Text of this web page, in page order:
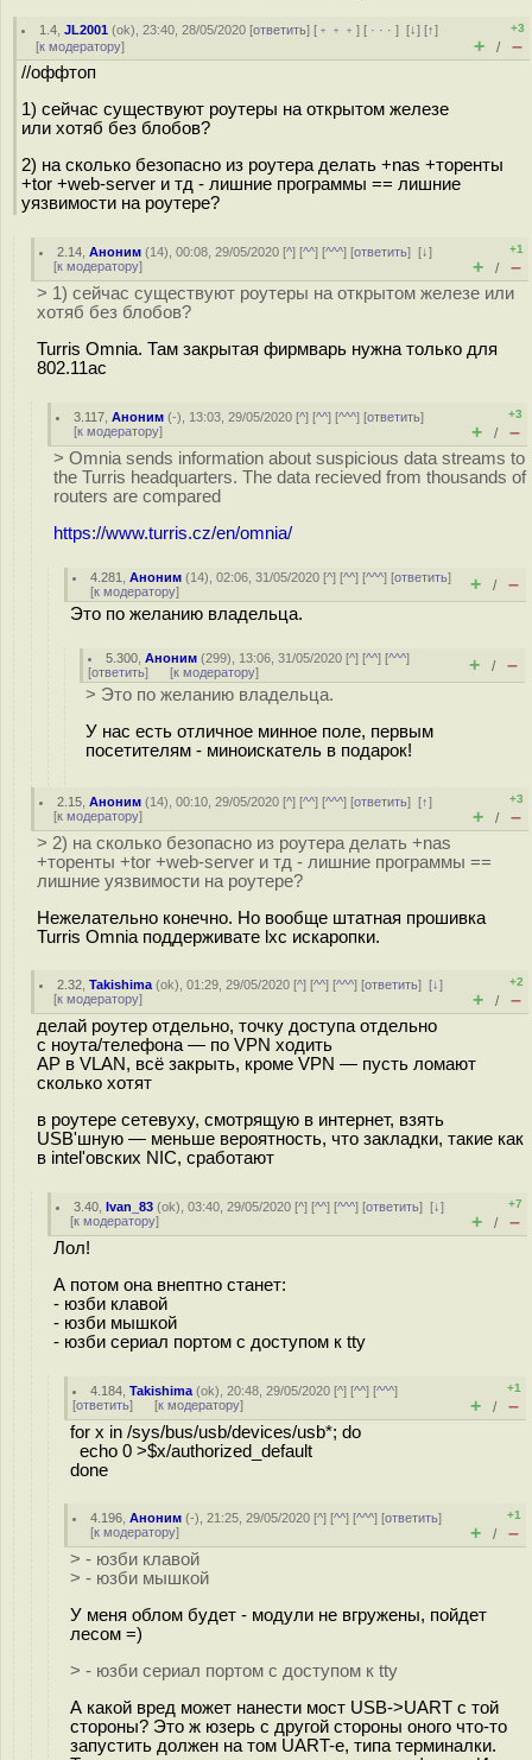
1.4 ,JL2001 (ok), 23:40, 28/05/2020 [ответить] [ ﹢﹢﹢] [ · · ·][↓] [↑]
[к модератору]
+3
+ / –
//оффтоп
1) сейчас существуют роутеры на открытом железе
или хотяб без блобов?
2) на сколько безопасно из роутера делать +nas +торенты
+tor +web-server и тд - лишние программы == лишние
уязвимости на роутере?
2.14 ,Аноним (14), 00:08, 29/05/2020 [^] [^^] [^^^] [ответить][↓]
[к модератору]
+1
+ / –
> 1) сейчас существуют роутеры на открытом железе или
хотяб без блобов?
Turris Omnia. Там закрытая фирмварь нужна только для
802.11ac
3.117 ,Аноним (-), 13:03, 29/05/2020 [^] [^^] [^^^] [ответить]
[к модератору]
+3
+ / –
> Omnia sends information about suspicious data streams to
the Turris headquarters. The data recieved from thousands of
routers are compared
https://www.turris.cz/en/omnia/
4.281 ,Аноним (14), 02:06, 31/05/2020 [^] [^^] [^^^] [ответить]
[к модератору] + / –
Это по желанию владельца.
5.300 ,Аноним (299), 13:06, 31/05/2020 [^] [^^] [^^^]
[ответить] [к модератору] + / –
> Это по желанию владельца.
У нас есть отличное минное поле, первым
посетителям - миноискатель в подарок!
2.15 ,Аноним (14), 00:10, 29/05/2020 [^] [^^] [^^^] [ответить][↑]
[к модератору]
+3
+ / –
> 2) на сколько безопасно из роутера делать +nas
+торенты +tor +web-server и тд - лишние программы ==
лишние уязвимости на роутере?
Нежелательно конечно. Но вообще штатная прошивка
Turris Omnia поддерживате lxc искаропки.
2.32 ,Takishima (ok), 01:29, 29/05/2020 [^] [^^] [^^^] [ответить][↓]
[к модератору]
+2
+ / –
делай роутер отдельно, точку доступа отдельно
с ноута/телефона — по VPN ходить
AP в VLAN, всё закрыть, кроме VPN — пусть ломают
сколько хотят
в роутере сетевуху, смотрящую в интернет, взять
USB'шную — меньше вероятность, что закладки, такие как
в intel'овских NIC, сработают
3.40 ,Ivan_83 (ok), 03:40, 29/05/2020 [^] [^^] [^^^] [ответить][↓]
[к модератору]
+7
+ / –
Лол!
А потом она внептно станет:
- юзби клавой
- юзби мышкой
- юзби сериал портом с доступом к tty
4.184 ,Takishima (ok), 20:48, 29/05/2020 [^] [^^] [^^^]
[ответить] [к модератору]
+1
+ / –
for x in /sys/bus/usb/devices/usb*; do
echo 0 >$x/authorized_default
done
4.196 ,Аноним (-), 21:25, 29/05/2020 [^] [^^] [^^^] [ответить]
[к модератору]
+1
+ / –
> - юзби клавой
> - юзби мышкой
У меня облом будет - модули не вгружены, пойдет
лесом =)
> - юзби сериал портом с доступом к tty
А какой вред может нанести мост USB->UART с той
стороны? Это ж юзерь с другой стороны оного что-то
запустить должен на том UART-е, типа терминалки.